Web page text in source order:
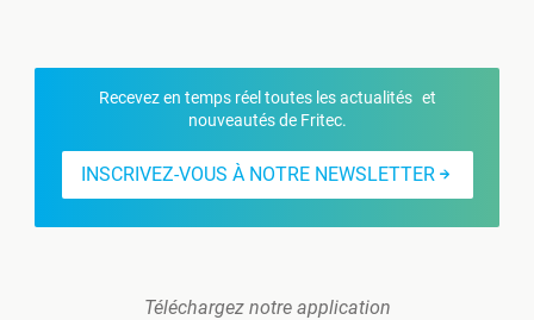
Recevez en temps réel toutes les actualités et
nouveautés de Fritec.
INSCRIVEZ-VOUS À NOTRE NEWSLETTER
Téléchargez notre application